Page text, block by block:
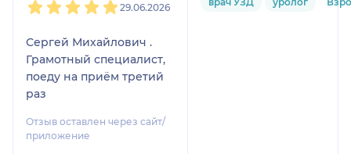
29.06.2026
Сергей Михайлович .
Грамотный специалист,
поеду на приём третий
раз
Отзыв оставлен через сайт/
приложение